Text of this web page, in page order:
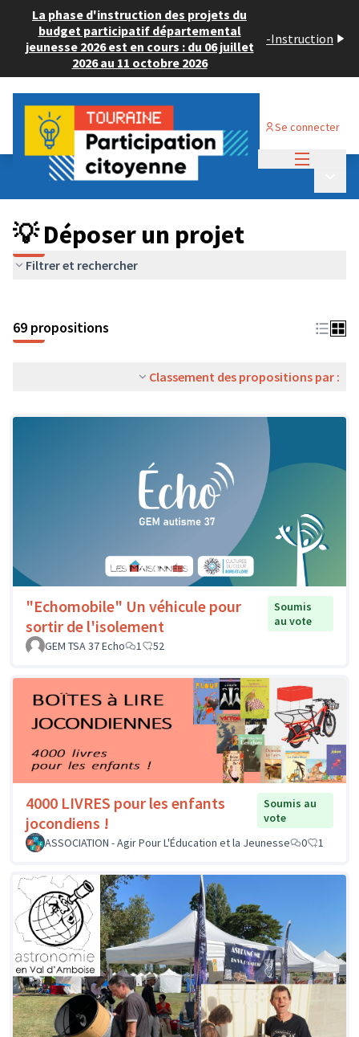
La phase d'instruction des projets du
budget participatif départemental
jeunesse 2026 est en cours : du 06 juillet
2026 au 11 octobre 2026
-Instruction
Se connecter
Budget Participatif ADULTE 2024
💡 Déposer un projet
💡 Déposer un projet
Filtrer et rechercher
69 propositions
Classement des propositions par :
"Echomobile" Un véhicule pour
sortir de l'isolement
Soumis
au vote
GEM TSA 37 Echo
1 52
4000 LIVRES pour les enfants
jocondiens !
Soumis au
vote
ASSOCIATION - Agir Pour L'Éducation et la Jeunesse
0 1